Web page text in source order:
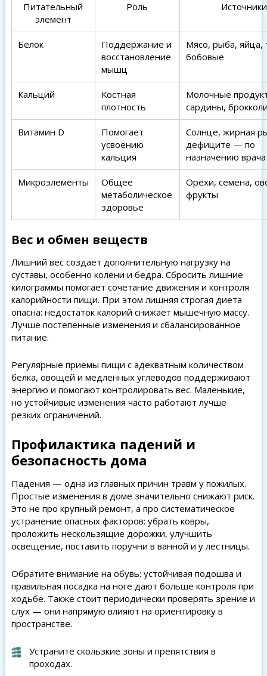
Питательный
элемент
Роль Источники
Белок
Поддержание и
восстановление
мышц
Мясо, рыба, яйца,
бобовые
Кальций
Костная
плотность
Молочные
сардины,
Витамин D
Помогает
усвоению
кальция
Солнце, жирная
дефиците — по
назначению врача
Микроэлементы
Общее
метаболическое
здоровье
Орехи, семена,
фрукты
Вес и обмен веществ
Лишний вес создает дополнительную нагрузку на
суставы, особенно колени и бедра. Сбросить лишние
килограммы помогает сочетание движения и контроля
калорийности пищи. При этом лишняя строгая диета
опасна: недостаток калорий снижает мышечную массу.
Лучше постепенные изменения и сбалансированное
питание.
Регулярные приемы пищи с адекватным количеством
белка, овощей и медленных углеводов поддерживают
энергию и помогают контролировать вес. Маленькие,
но устойчивые изменения часто работают лучше
резких ограничений.
Профилактика падений и
безопасность дома
Падения — одна из главных причин травм у пожилых.
Простые изменения в доме значительно снижают риск.
Это не про крупный ремонт, а про систематическое
устранение опасных факторов: убрать ковры,
проложить нескользящие дорожки, улучшить
освещение, поставить поручни в ванной и у лестницы.
Обратите внимание на обувь: устойчивая подошва и
правильная посадка на ноге дают больше контроля при
ходьбе. Также стоит периодически проверять зрение и
слух — они напрямую влияют на ориентировку в
пространстве.
Устраните скользкие зоны и препятствия в
проходах.